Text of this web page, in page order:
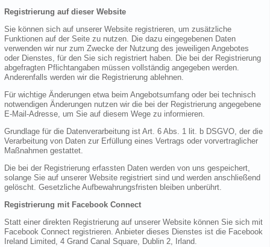
Registrierung auf dieser Website
Sie können sich auf unserer Website registrieren, um zusätzliche
Funktionen auf der Seite zu nutzen. Die dazu eingegebenen Daten
verwenden wir nur zum Zwecke der Nutzung des jeweiligen Angebotes
oder Dienstes, für den Sie sich registriert haben. Die bei der Registrierung
abgefragten Pflichtangaben müssen vollständig angegeben werden.
Anderenfalls werden wir die Registrierung ablehnen.
Für wichtige Änderungen etwa beim Angebotsumfang oder bei technisch
notwendigen Änderungen nutzen wir die bei der Registrierung angegebene
E-Mail-Adresse, um Sie auf diesem Wege zu informieren.
Grundlage für die Datenverarbeitung ist Art. 6 Abs. 1 lit. b DSGVO, der die
Verarbeitung von Daten zur Erfüllung eines Vertrags oder vorvertraglicher
Maßnahmen gestattet.
Die bei der Registrierung erfassten Daten werden von uns gespeichert,
solange Sie auf unserer Website registriert sind und werden anschließend
gelöscht. Gesetzliche Aufbewahrungsfristen bleiben unberührt.
Registrierung mit Facebook Connect
Statt einer direkten Registrierung auf unserer Website können Sie sich mit
Facebook Connect registrieren. Anbieter dieses Dienstes ist die Facebook
Ireland Limited, 4 Grand Canal Square, Dublin 2, Irland.